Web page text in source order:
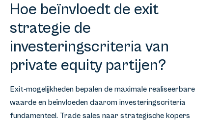
Hoe beïnvloedt de exit
strategie de
investeringscriteria van
private equity partijen?
Exit-mogelijkheden bepalen de maximale realiseerbare
waarde en beïnvloeden daarom investeringscriteria
fundamenteel. Trade sales naar strategische kopers